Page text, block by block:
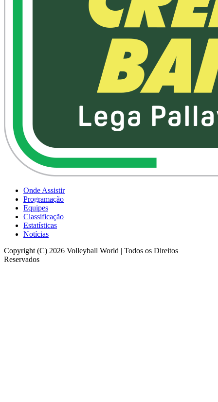
Onde Assistir
Programação
Equipes
Classificação
Estatísticas
Notícias
Copyright (C) 2026 Volleyball World | Todos os Direitos
Reservados